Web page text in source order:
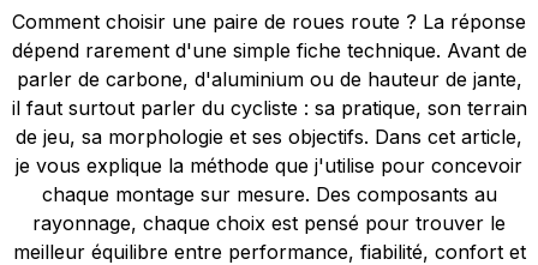
Comment choisir une paire de roues route ? La réponse
dépend rarement d'une simple fiche technique. Avant de
parler de carbone, d'aluminium ou de hauteur de jante,
il faut surtout parler du cycliste : sa pratique, son terrain
de jeu, sa morphologie et ses objectifs. Dans cet article,
je vous explique la méthode que j'utilise pour concevoir
chaque montage sur mesure. Des composants au
rayonnage, chaque choix est pensé pour trouver le
meilleur équilibre entre performance, fiabilité, confort et